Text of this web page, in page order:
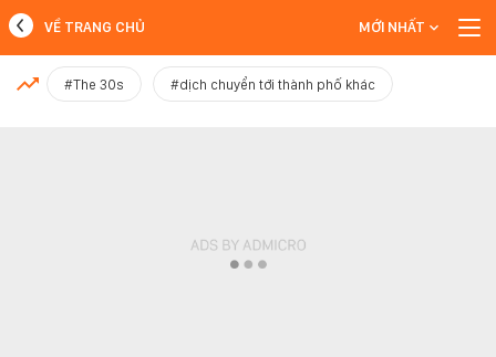
MỚI NHẤT
VỀ TRANG CHỦ MỚI NHẤT
#The 30s #dịch chuyển tới thành phố khác